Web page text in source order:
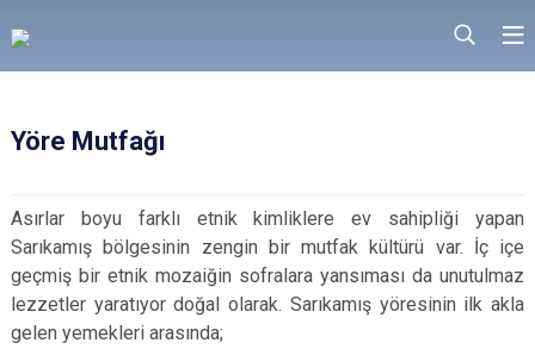
Yöre Mutfağı
Asırlar boyu farklı etnik kimliklere ev sahipliği yapan
Sarıkamış bölgesinin zengin bir mutfak kültürü var. İç içe
geçmiş bir etnik mozaiğin sofralara yansıması da unutulmaz
lezzetler yaratıyor doğal olarak. Sarıkamış yöresinin ilk akla
gelen yemekleri arasında;